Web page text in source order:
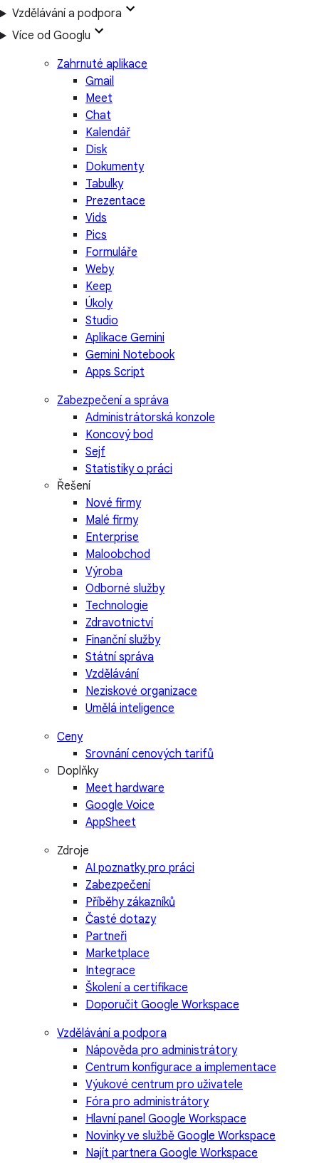
Vzdělávání a podpora
Více od Googlu
Zahrnuté aplikace
Gmail
Meet
Chat
Kalendář
Disk
Dokumenty
Tabulky
Prezentace
Vids
Pics
Formuláře
Weby
Keep
Úkoly
Studio
Aplikace Gemini
Gemini Notebook
Apps Script
Zabezpečení a správa
Administrátorská konzole
Koncový bod
Sejf
Statistiky o práci
Řešení
Nové firmy
Malé firmy
Enterprise
Maloobchod
Výroba
Odborné služby
Technologie
Zdravotnictví
Finanční služby
Státní správa
Vzdělávání
Neziskové organizace
Umělá inteligence
Ceny
Srovnání cenových tarifů
Doplňky
Meet hardware
Google Voice
AppSheet
Zdroje
AI poznatky pro práci
Zabezpečení
Příběhy zákazníků
Časté dotazy
Partneři
Marketplace
Integrace
Školení a certifikace
Doporučit Google Workspace
Vzdělávání a podpora
Nápověda pro administrátory
Centrum konfigurace a implementace
Výukové centrum pro uživatele
Fóra pro administrátory
Hlavní panel Google Workspace
Novinky ve službě Google Workspace
Najít partnera Google Workspace